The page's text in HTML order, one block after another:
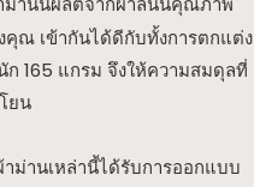
คุณ เข้ากันได้ดีกับทั้งการตกแต่ง
165 แกรม จึงให้ความสมดุลที่
ยน
าม่านเหล่านี้ได้รับการออกแบบ